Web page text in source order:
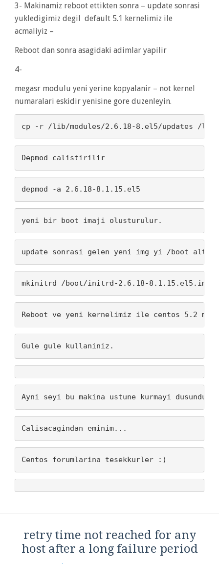
3- Makinamiz reboot ettikten sonra – update sonrasi
yukledigimiz degil default 5.1 kernelimiz ile
acmaliyiz –
Reboot dan sonra asagidaki adimlar yapilir
4-
megasr modulu yeni yerine kopyalanir – not kernel
numaralari eskidir yenisine gore duzenleyin.
cp -r /lib/modules/2.6.18-8.el5/updates /lib/
Depmod calistirilir
depmod -a 2.6.18-8.1.15.el5
yeni bir boot imaji olusturulur.
update sonrasi gelen yeni img yi /boot
mkinitrd /boot/initrd-2.6.18-8.1.15.el5.img
Reboot ve yeni kernelimiz ile centos 5.2 miz
Gule gule kullaniniz.
Ayni seyi bu makina ustune kurmayi
Calisacagindan eminim...
Centos forumlarina tesekkurler :)
retry time not reached for any
host after a long failure period